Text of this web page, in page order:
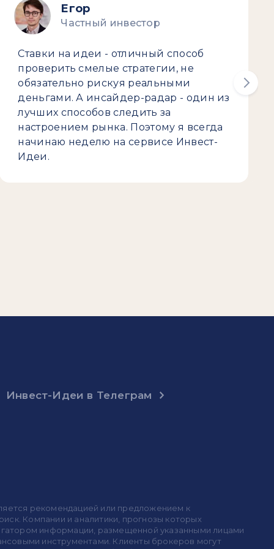
Егор
Частный инвестор
Ставки на идеи - отличный способ
проверить смелые стратегии, не
обязательно рискуя реальными
деньгами. А инсайдер-радар - один из
лучших способов следить за
настроением рынка. Поэтому я всегда
начинаю неделю на сервисе Инвест-
Идеи.
Инвест-Идеи в Телеграм
рекомендацией или предложением к
Компании и аналитики, прогнозы которых
информации, размещенной указанными лицами
инструментами. Клиенты брокеров могут